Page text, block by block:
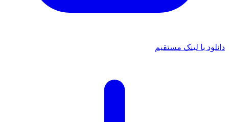
دانلود با لینک مستقیم